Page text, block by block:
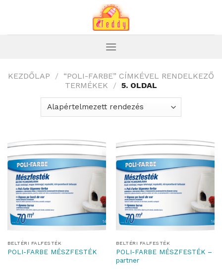
KEZDŐLAP / “POLI-FARBE” CÍMKÉVEL RENDELKEZŐ
TERMÉKEK
/ 5. OLDAL
BELTÉRI FALFESTÉK
POLI-FARBE MÉSZFESTÉK
BELTÉRI FALFESTÉK
POLI-FARBE MÉSZFESTÉK –
partner